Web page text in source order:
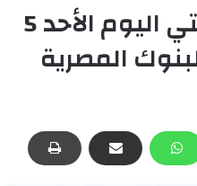
سعر الدينار الكويتي اليوم الأحد 5